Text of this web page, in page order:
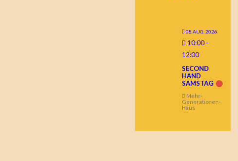
08 AUG. 2026
10:00 -
12:00
SECOND
HAND
SAMSTAG
Mehr-
Generationen-
Haus